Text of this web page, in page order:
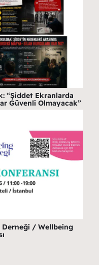
“Şiddet Ekranlarda
Güvenli Olmayacak”
Derneği / Wellbeing